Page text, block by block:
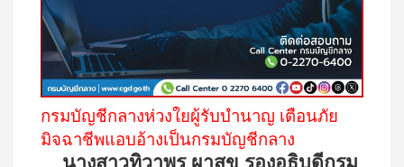
กรมบัญชีกลางห่วงใยผู้รับบำนาญ เตือนภัย
มิจฉาชีพแอบอ้างเป็นกรมบัญชีกลาง
นางสาวทิวาพร ผาสุข รองอธิบดีกรม